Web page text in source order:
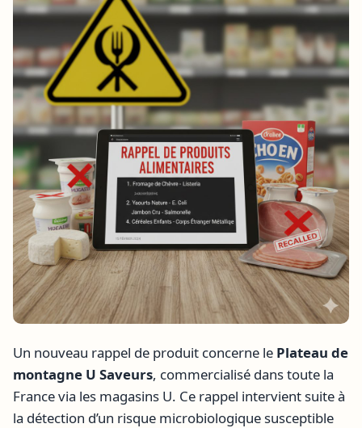
Un nouveau rappel de produit concerne le Plateau de
montagne U Saveurs, commercialisé dans toute la
France via les magasins U. Ce rappel intervient suite à
la détection d’un risque microbiologique susceptible